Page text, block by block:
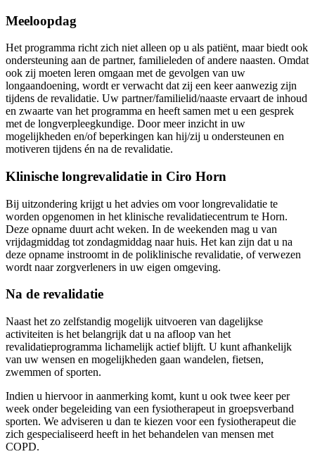
Meeloopdag
Het programma richt zich niet alleen op u als patiënt, maar biedt ook
ondersteuning aan de partner, familieleden of andere naasten. Omdat
ook zij moeten leren omgaan met de gevolgen van uw
longaandoening, wordt er verwacht dat zij een keer aanwezig zijn
tijdens de revalidatie. Uw partner/familielid/naaste ervaart de inhoud
en zwaarte van het programma en heeft samen met u een gesprek
met de longverpleegkundige. Door meer inzicht in uw
mogelijkheden en/of beperkingen kan hij/zij u ondersteunen en
motiveren tijdens én na de revalidatie.
Klinische longrevalidatie in Ciro Horn
Bij uitzondering krijgt u het advies om voor longrevalidatie te
worden opgenomen in het klinische revalidatiecentrum te Horn.
Deze opname duurt acht weken. In de weekenden mag u van
vrijdagmiddag tot zondagmiddag naar huis. Het kan zijn dat u na
deze opname instroomt in de poliklinische revalidatie, of verwezen
wordt naar zorgverleners in uw eigen omgeving.
Na de revalidatie
Naast het zo zelfstandig mogelijk uitvoeren van dagelijkse
activiteiten is het belangrijk dat u na afloop van het
revalidatieprogramma lichamelijk actief blijft. U kunt afhankelijk
van uw wensen en mogelijkheden gaan wandelen, fietsen,
zwemmen of sporten.
Indien u hiervoor in aanmerking komt, kunt u ook twee keer per
week onder begeleiding van een fysiotherapeut in groepsverband
sporten. We adviseren u dan te kiezen voor een fysiotherapeut die
zich gespecialiseerd heeft in het behandelen van mensen met
COPD.